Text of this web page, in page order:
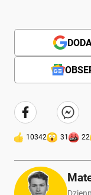
10342 31 22